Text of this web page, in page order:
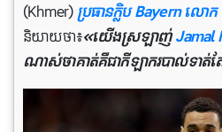
(Khmer)ប្រធានក្លិប Bayern លោក
និយាយថា៖«យើងស្រឡាញ់Jamal
ណាស់ថាគាត់គឺជាកីឡាករបាល់ទាត់ត